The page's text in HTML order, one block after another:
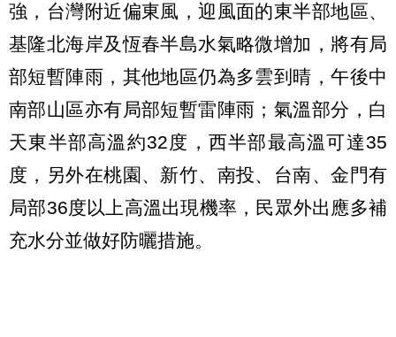
強，台灣附近偏東風，迎風面的東半部地區、
基隆北海岸及恆春半島水氣略微增加，將有局
部短暫陣雨，其他地區仍為多雲到晴，午後中
南部山區亦有局部短暫雷陣雨；氣溫部分，白
天東半部高溫約32度，西半部最高溫可達35
度，另外在桃園、新竹、南投、台南、金門有
局部36度以上高溫出現機率，民眾外出應多補
充水分並做好防曬措施。